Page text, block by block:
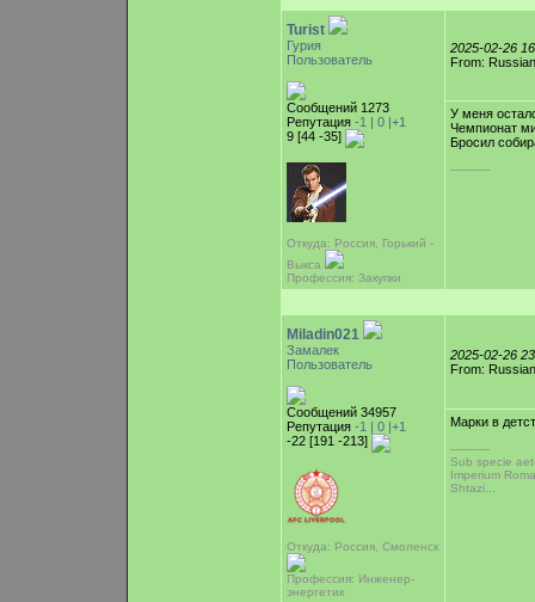
Turist
Гурия
Пользователь
Сообщений 1273
Репутация -1 | 0 |+1
9 [44 -35]
Откуда: Россия, Горький -
Выкса
Профессия: Закупки
2025-02-26
From:
У меня
Чемпионат
Бросил
-----------
Miladin021
Замалек
Пользователь
Сообщений 34957
Репутация -1 | 0 |+1
-22 [191 -213]
Откуда: Россия, Смоленск
Профессия: Инженер-
энергетик
2025-02-26
From:
Марки в
-----------
Sub specie
Imperium
Shtazi...